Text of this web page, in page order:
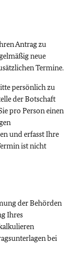
Antrag zu
neue
Termine.
persönlich zu
der Botschaft
pro Person einen
und erfasst Ihre
ist nicht
der Behörden
Ihres
bei